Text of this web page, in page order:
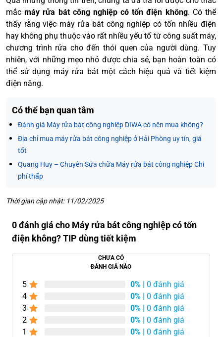
mắcmáy rửa bát công nghiệp có tốn điện không. Có thể
thấy rằng việc máy rửa bát công nghiệp có tốn nhiều điện
hay không phụ thuộc vào rất nhiều yếu tố từ công suất máy,
chương trình rửa cho đến thói quen của người dùng. Tuy
nhiên, với những mẹo nhỏ được chia sẻ, bạn hoàn toàn có
thể sử dụng máy rửa bát một cách hiệu quả và tiết kiệm
điện năng.
Có thể bạn quan tâm
Đánh giá Máy rửa bát công nghiệp DIWA có nên mua không?
Địa chỉ mua máy rửa bát công nghiệp ở Hải Phòng uy tín, giá
tốt
Quang Huy – Chuyên Sửa chữa Máy rửa bát công nghiệp Chi
phí thấp
Thời gian cập nhật: 11/02/2025
0 đánh giá cho Máy rửa bát công nghiệp có tốn
điện không? TIP dùng tiết kiệm
CHƯA CÓ
ĐÁNH GIÁ NÀO
5 0% | 0 đánh giá
4
0% | 0 đánh giá
3
0% | 0 đánh giá
2
0% | 0 đánh giá
1
0% | 0 đánh giá